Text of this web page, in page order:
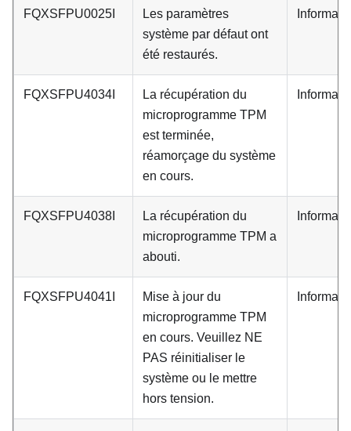
FQXSFPU0025I
Les paramètres
système par défaut ont
été restaurés.
FQXSFPU4034I
La récupération du
microprogramme TPM
est terminée,
réamorçage du système
en cours.
FQXSFPU4038I
La récupération du
microprogramme TPM a
abouti.
FQXSFPU4041I
Mise à jour du
microprogramme TPM
en cours. Veuillez NE
PAS réinitialiser le
système ou le mettre
hors tension.